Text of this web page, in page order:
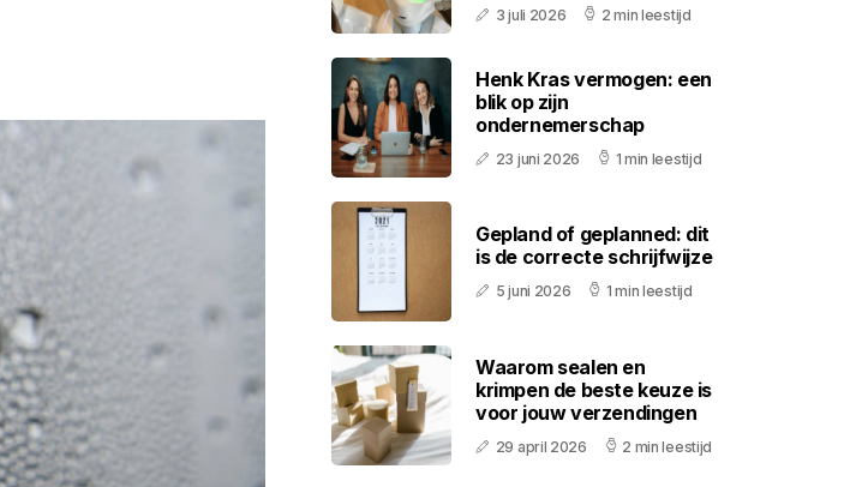
3 juli 2026 2 min leestijd
Henk Kras vermogen: een
blik op zijn
ondernemerschap
23 juni 2026 1 min leestijd
Gepland of geplanned: dit
is de correcte schrijfwijze
5 juni 2026 1 min leestijd
Waarom sealen en
krimpen de beste keuze is
voor jouw verzendingen
29 april 2026 2 min leestijd